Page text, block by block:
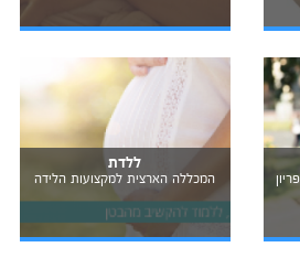
ללדת
המכללה הארצית למקצועות הלידה